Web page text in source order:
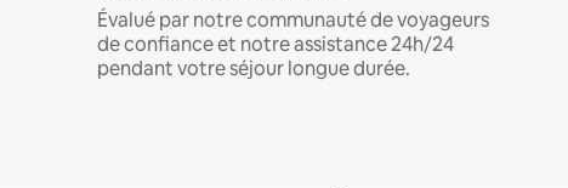
Évalué par notre communauté de voyageurs
de confiance et notre assistance 24h/24
pendant votre séjour longue durée.